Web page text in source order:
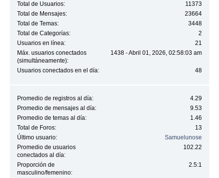
Total de Usuarios:
11373
Total de Mensajes:
23664
Total de Temas:
3448
Total de Categorías:
2
Usuarios en línea:
21
Máx. usuarios conectados
(simultáneamente):
1438 - Abril 01, 2026, 02:58:03 am
Usuarios conectados en el día: 48
Promedio de registros al día:
4.29
Promedio de mensajes al día:
9.53
Promedio de temas al día:
1.46
Total de Foros:
13
Último usuario:
Samuelunose
Promedio de usuarios
conectados al día:
102.22
Proporción de
masculino/femenino:
2.5:1